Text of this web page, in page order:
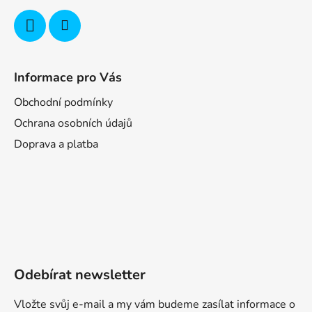
Informace pro Vás
Obchodní podmínky
Ochrana osobních údajů
Doprava a platba
Odebírat newsletter
Vložte svůj e-mail a my vám budeme zasílat informace o